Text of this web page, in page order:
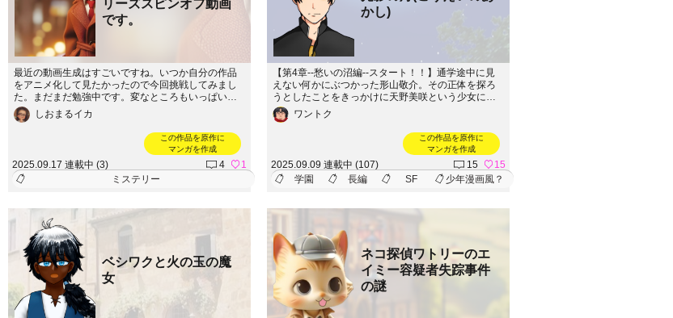
交わるはずのなかった二つの運命が、今、ひとつに
絡まり合う――。さぁ、これより語るは、妖しき夜
に蠢く陰謀の物語。どうぞ、最後までごゆるりと。
リーズスピンオフ動画
です。
最近の動画生成はすごいですね。いつか自分の作品
をアニメ化して見たかったので今回挑戦してみまし
た。まだまだ勉強中です。変なところもいっぱいあ
るけど試行錯誤で作ってみましたので。ぜひご覧く
ださい。使ったのはGooglestudioのveoです。
しおまるイカ
この作品を原作に
マンガを作成
2025.09.17 連載中 (3) 4
1
ミステリー
かし)
【第4章--愁いの沼編--スタート！！】通学途中に見
えない何かにぶつかった形山敬介。その正体を探ろ
うとしたことをきっかけに天野美咲という少女に出
会う。学校からの下校中に何者かに襲われてしまう
のだが、間一髪のところで謎の光に救われる。その
後、美咲からその謎の何者かの正体が影人間(シャド
ー)ということと、美咲自身がそれらと戦う光術士(こ
うじゅつし)だということを知る。自らも影の存在か
ら人々を守りたいと思った敬介は光術士の世界へと
飛び込んでいくことになった。第1章-力の目覚め編-
認証試練編--(61話～96話)第4章--愁いの沼編--(97話
ワントク
この作品を原作に
マンガを作成
2025.09.09 連載中 (107) 15
15
学園
長編 SF 少年漫画風？
ベシワクと火の玉の魔
女
ネコ探偵ワトリーのエ
イミー容疑者失踪事件
の謎